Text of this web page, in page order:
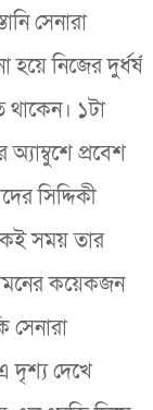
সেনারা
নিজের দুর্ধর্ষ
থাকেন। ১টা
অ্যাম্বুশে প্রবেশ
সিদ্দিকী
সময় তার
কয়েকজন
সেনারা
দৃশ্য দেখে